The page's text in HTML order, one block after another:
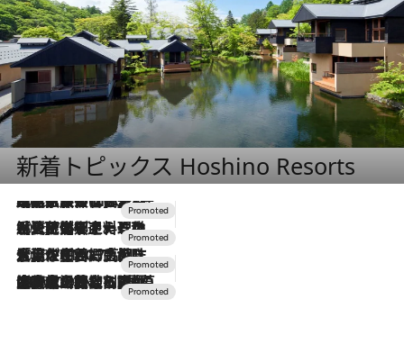
新着トピックス Hoshino Resorts
2026.7.31
【ホテル帰省】という選択肢をOMOが提案。家族とほどよい距離を保つには「昼は実家、夜は気兼ねなくホテルで！」
2026.7.24
【夏限定ディナーコース】旬を迎える稚鮎や花ズッキーニなどをイタリア・トスカーナの郷土料理の手法で満喫！
2026.7.17
「土佐和ハーブかき氷」がOMO7高知に登場！生姜、山椒、大葉など目にも舌にも涼を呼ぶ郷土の味
2026.7.10
NEW OPEN！【界 草津】名湯の地に誕生。趣の異なる2種の温泉と上州ならではの会席・蕎麦割烹など美食を味わう究極の癒やし旅